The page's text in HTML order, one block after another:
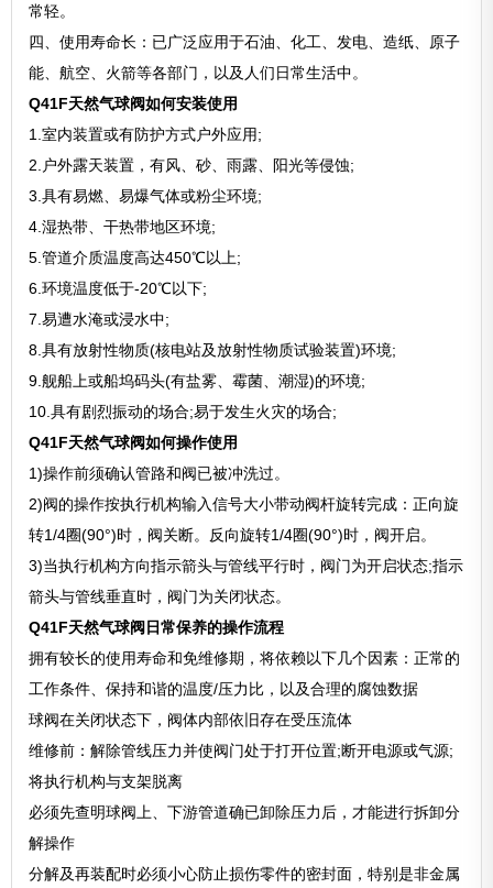
常轻。
四、使用寿命长：已广泛应用于石油、化工、发电、造纸、原子
能、航空、火箭等各部门，以及人们日常生活中。
Q41F天然气球阀如何安装使用
1.室内装置或有防护方式户外应用;
2.户外露天装置，有风、砂、雨露、阳光等侵蚀;
3.具有易燃、易爆气体或粉尘环境;
4.湿热带、干热带地区环境;
5.管道介质温度高达450℃以上;
6.环境温度低于-20℃以下;
7.易遭水淹或浸水中;
8.具有放射性物质(核电站及放射性物质试验装置)环境;
9.舰船上或船坞码头(有盐雾、霉菌、潮湿)的环境;
10.具有剧烈振动的场合;易于发生火灾的场合;
Q41F天然气球阀如何操作使用
1)操作前须确认管路和阀已被冲洗过。
2)阀的操作按执行机构输入信号大小带动阀杆旋转完成：正向旋
转1/4圈(90°)时，阀关断。反向旋转1/4圈(90°)时，阀开启。
3)当执行机构方向指示箭头与管线平行时，阀门为开启状态;指示
箭头与管线垂直时，阀门为关闭状态。
Q41F天然气球阀日常保养的操作流程
拥有较长的使用寿命和免维修期，将依赖以下几个因素：正常的
工作条件、保持和谐的温度/压力比，以及合理的腐蚀数据
球阀在关闭状态下，阀体内部依旧存在受压流体
维修前：解除管线压力并使阀门处于打开位置;断开电源或气源;
将执行机构与支架脱离
必须先查明球阀上、下游管道确已卸除压力后，才能进行拆卸分
解操作
分解及再装配时必须小心防止损伤零件的密封面，特别是非金属